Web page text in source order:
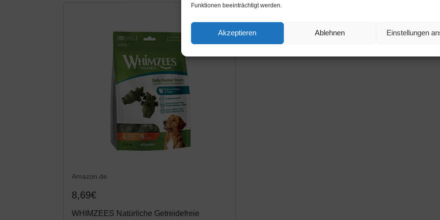
Funktionen beeinträchtigt werden.
Akzeptieren Ablehnen Einstellungen
Amazon.de
8,69€
WHIMZEES Natürliche Getreidefreie